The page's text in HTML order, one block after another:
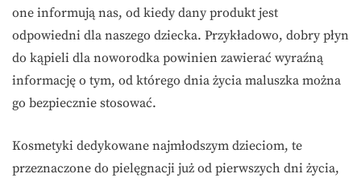
one informują nas, od kiedy dany produkt jest
odpowiedni dla naszego dziecka. Przykładowo, dobry płyn
do kąpieli dla noworodka powinien zawierać wyraźną
informację o tym, od którego dnia życia maluszka można
go bezpiecznie stosować.
Kosmetyki dedykowane najmłodszym dzieciom, te
przeznaczone do pielęgnacji już od pierwszych dni życia,